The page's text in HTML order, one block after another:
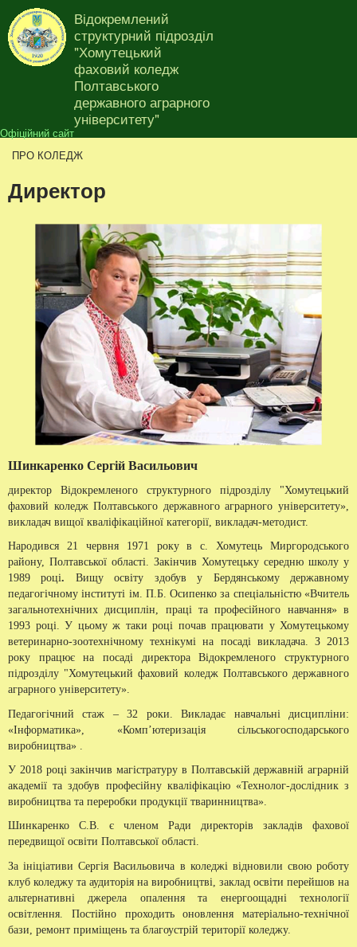
Перейти до основного
матеріалу
Відокремлений
структурний підрозділ
"Хомутецький
фаховий коледж
Полтавського
державного аграрного
університету"
Офіційний сайт
Ви є тут
ПРО КОЛЕДЖ
Директор
Шинкаренко Сергій Васильович
директор Відокремленого структурного підрозділу "Хомутецький
фаховий коледж Полтавського державного аграрного університету»,
викладач вищої кваліфікаційної категорії, викладач-методист.
Народився 21 червня 1971 року в с. Хомутець Миргородського
району, Полтавської області. Закінчив Хомутецьку середню школу у
1989 році. Вищу освіту здобув у Бердянському державному
педагогічному інституті ім. П.Б. Осипенко за спеціальністю «Вчитель
загальнотехнічних дисциплін, праці та професійного навчання» в
1993 році. У цьому ж таки році почав працювати у Хомутецькому
ветеринарно-зоотехнічному технікумі на посаді викладача. З 2013
року працює на посаді директора Відокремленого структурного
підрозділу "Хомутецький фаховий коледж Полтавського державного
аграрного університету».
Педагогічний стаж – 32 роки. Викладає навчальні дисципліни:
«Інформатика», «Комп’ютеризація сільськогосподарського
виробництва» .
У 2018 році закінчив магістратуру в Полтавській державній аграрній
академії та здобув професійну кваліфікацію «Технолог-дослідник з
виробництва та переробки продукції тваринництва».
Шинкаренко С.В. є членом Ради директорів закладів фахової
передвищої освіти Полтавської області.
За ініціативи Сергія Васильовича в коледжі відновили свою роботу
клуб коледжу та аудиторія на виробництві, заклад освіти перейшов на
альтернативні джерела опалення та енергоощадні технології
освітлення. Постійно проходить оновлення матеріально-технічної
бази, ремонт приміщень та благоустрій території коледжу.